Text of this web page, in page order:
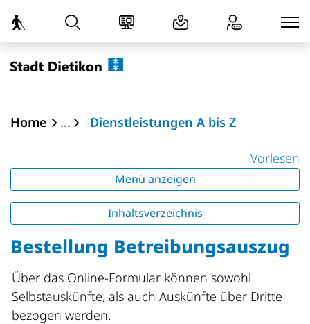
zur Startseite
Direkt zur Hauptnavigation
Direkt zum Inhalt
Direkt zur Suche
Direkt zum Stichwortverzeichnis
Dietikon
Home Dienstleistungen A bis Z
Vorlesen
Menü anzeigen
Inhaltsverzeichnis
Bestellung Betreibungsauszug
Über das Online-Formular können sowohl
Selbstauskünfte, als auch Auskünfte über Dritte
bezogen werden.